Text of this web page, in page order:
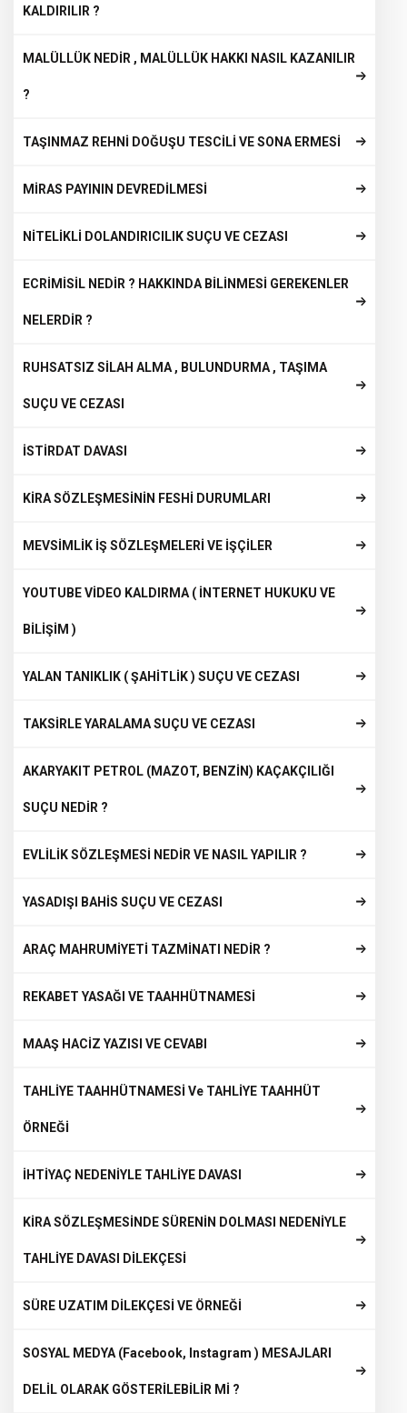
KALDIRILIR ?
MALÜLLÜK NEDİR , MALÜLLÜK HAKKI NASIL KAZANILIR
?
TAŞINMAZ REHNİ DOĞUŞU TESCİLİ VE SONA ERMESİ
MİRAS PAYININ DEVREDİLMESİ
NİTELİKLİ DOLANDIRICILIK SUÇU VE CEZASI
ECRİMİSİL NEDİR ? HAKKINDA BİLİNMESİ GEREKENLER
NELERDİR ?
RUHSATSIZ SİLAH ALMA , BULUNDURMA , TAŞIMA
SUÇU VE CEZASI
İSTİRDAT DAVASI
KİRA SÖZLEŞMESİNİN FESHİ DURUMLARI
MEVSİMLİK İŞ SÖZLEŞMELERİ VE İŞÇİLER
YOUTUBE VİDEO KALDIRMA ( İNTERNET HUKUKU VE
BİLİŞİM )
YALAN TANIKLIK ( ŞAHİTLİK ) SUÇU VE CEZASI
TAKSİRLE YARALAMA SUÇU VE CEZASI
AKARYAKIT PETROL (MAZOT, BENZİN) KAÇAKÇILIĞI
SUÇU NEDİR ?
EVLİLİK SÖZLEŞMESİ NEDİR VE NASIL YAPILIR ?
YASADIŞI BAHİS SUÇU VE CEZASI
ARAÇ MAHRUMİYETİ TAZMİNATI NEDİR ?
REKABET YASAĞI VE TAAHHÜTNAMESİ
MAAŞ HACİZ YAZISI VE CEVABI
TAHLİYE TAAHHÜTNAMESİ Ve TAHLİYE TAAHHÜT
ÖRNEĞİ
İHTİYAÇ NEDENİYLE TAHLİYE DAVASI
KİRA SÖZLEŞMESİNDE SÜRENİN DOLMASI NEDENİYLE
TAHLİYE DAVASI DİLEKÇESİ
SÜRE UZATIM DİLEKÇESİ VE ÖRNEĞİ
SOSYAL MEDYA (Facebook, Instagram ) MESAJLARI
DELİL OLARAK GÖSTERİLEBİLİR Mİ ?